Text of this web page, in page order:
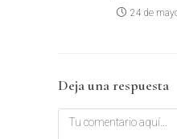
24 de
Deja una respuesta